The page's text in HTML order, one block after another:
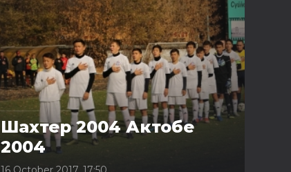
Шахтер 2004 Актобе
2004